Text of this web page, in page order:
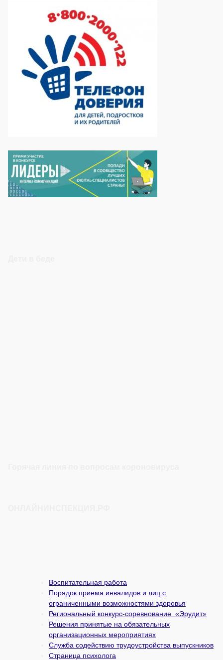
Воспитательная работа
Порядок приема инвалидов и лиц с
ограниченными возможностями здоровья
Региональный конкурс-соревнование «Эрудит»
Решения принятые на обязательных
организационных мероприятиях
Служба содействию трудоустройства выпускников
Страница психолога